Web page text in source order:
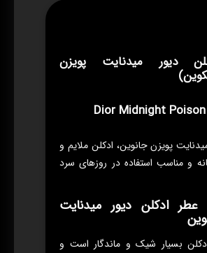
دیور میدنایت پویزن
Dior Midnight
پویزن جانوین، ادکلن ملایم و
و مناسب استفاده در روزهای سرد
ادکلن دیور میدنایت
بسیار شیک و ماندگار است و